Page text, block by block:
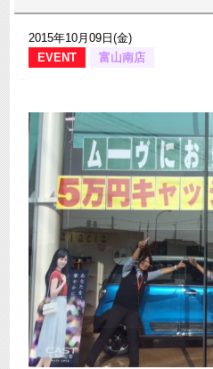
2015年10月09日(金)
EVENT
富山南店